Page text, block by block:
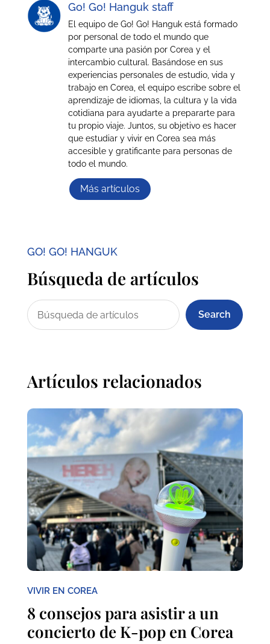
Go! Go! Hanguk staff
El equipo de Go! Go! Hanguk está formado
por personal de todo el mundo que
comparte una pasión por Corea y el
intercambio cultural. Basándose en sus
experiencias personales de estudio, vida y
trabajo en Corea, el equipo escribe sobre el
aprendizaje de idiomas, la cultura y la vida
cotidiana para ayudarte a prepararte para
tu propio viaje. Juntos, su objetivo es hacer
que estudiar y vivir en Corea sea más
accesible y gratificante para personas de
todo el mundo.
Más artículos
GO! GO! HANGUK
Búsqueda de artículos
Search
Artículos relacionados
VIVIR EN COREA
8 consejos para asistir a un
concierto de K-pop en Corea